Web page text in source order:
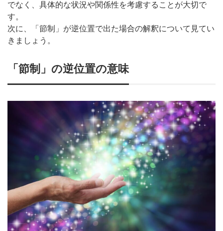
でなく、具体的な状況や関係性を考慮することが大切で
す。
次に、「節制」が逆位置で出た場合の解釈について見てい
きましょう。
「節制」の逆位置の意味